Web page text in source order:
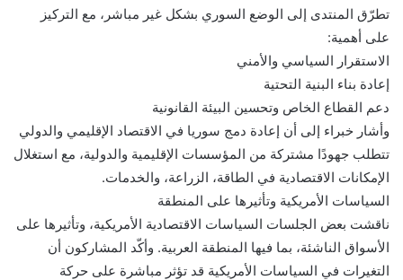
تطرّق المنتدى إلى الوضع السوري بشكل غير مباشر، مع التركيز
على أهمية:
الاستقرار السياسي والأمني
إعادة بناء البنية التحتية
دعم القطاع الخاص وتحسين البيئة القانونية
وأشار خبراء إلى أن إعادة دمج سوريا في الاقتصاد الإقليمي والدولي
تتطلب جهودًا مشتركة من المؤسسات الإقليمية والدولية، مع استغلال
الإمكانات الاقتصادية في الطاقة، الزراعة، والخدمات.
السياسات الأمريكية وتأثيرها على المنطقة
ناقشت بعض الجلسات السياسات الاقتصادية الأمريكية، وتأثيرها على
الأسواق الناشئة، بما فيها المنطقة العربية. وأكّد المشاركون أن
التغيرات في السياسات الأمريكية قد تؤثر مباشرة على حركة